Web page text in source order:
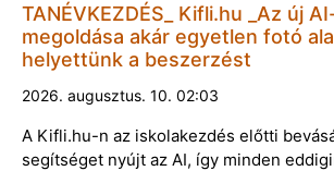
TANÉVKEZDÉS_ Kifli.hu _Az új
megoldása akár egyetlen fotó
helyettünk a beszerzést
2026. augusztus. 10. 02:03
A Kifli.hu-n az iskolakezdés előtti
segítséget nyújt az AI, így minden